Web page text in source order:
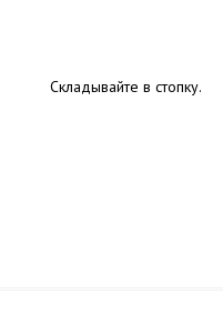
Складывайте в стопку.